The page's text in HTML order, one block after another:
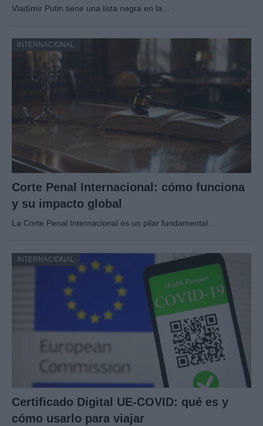
Vladímir Putin tiene una lista negra en la…
INTERNACIONAL
Corte Penal Internacional: cómo funciona
y su impacto global
La Corte Penal Internacional es un pilar fundamental…
INTERNACIONAL
Certificado Digital UE-COVID: qué es y
cómo usarlo para viajar